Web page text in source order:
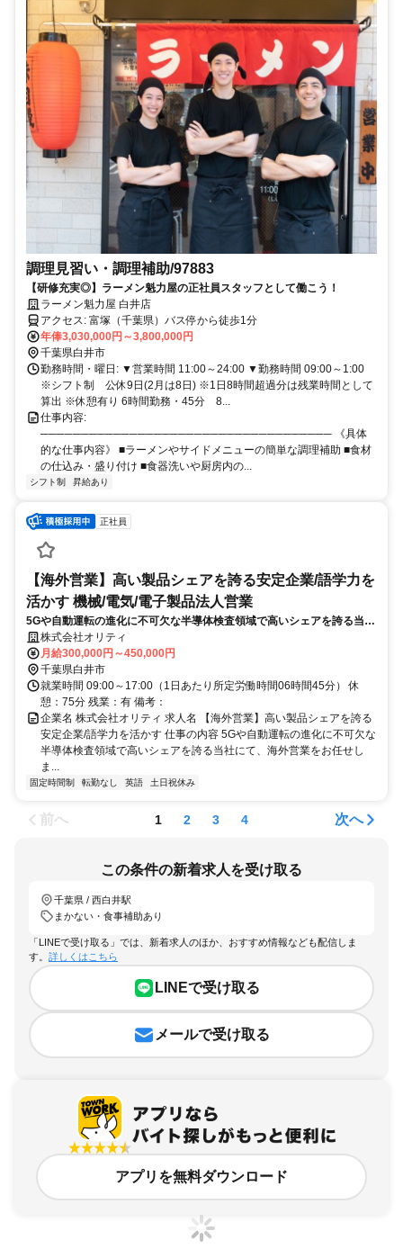
調理見習い・調理補助/97883
【研修充実◎】ラーメン魁力屋の正社員スタッフとして働こう！
ラーメン魁力屋 白井店
アクセス: 富塚（千葉県）バス停から徒歩1分
年俸3,030,000円～3,800,000円
千葉県白井市
勤務時間・曜日: ▼営業時間 11:00～24:00 ▼勤務時間 09:00～1:00
※シフト制 公休9日(2月は8日) ※1日8時間超過分は残業時間として
算出 ※休憩有り 6時間勤務・45分 8...
仕事内容:
──────────────────────────────────── 《具体
的な仕事内容》 ■ラーメンやサイドメニューの簡単な調理補助 ■食材
の仕込み・盛り付け ■食器洗いや厨房内の...
シフト制 昇給あり
正社員
【海外営業】高い製品シェアを誇る安定企業/語学力を
活かす 機械/電気/電子製品法人営業
5Gや自動運転の進化に不可欠な半導体検査領域で高いシェアを誇る当社
にて、海外営業をお任せします。海外の顧客の要望を正確に理解し、自
社の技術部門へフィードバックを行う極めて重要なポジションです。
株式会社オリティ
月給300,000円～450,000円
千葉県白井市
就業時間 09:00～17:00（1日あたり所定労働時間06時間45分） 休
憩：75分 残業：有 備考：
企業名 株式会社オリティ 求人名 【海外営業】高い製品シェアを誇る
安定企業/語学力を活かす 仕事の内容 5Gや自動運転の進化に不可欠な
半導体検査領域で高いシェアを誇る当社にて、海外営業をお任せし
ま...
固定時間制 転勤なし 英語 土日祝休み
前へ 1 2 3 4 次へ
この条件の新着求人を受け取る
千葉県 / 西白井駅
まかない・食事補助あり
「LINEで受け取る」では、新着求人のほか、おすすめ情報なども配信しま
す。 詳しくはこちら
LINEで受け取る
メールで受け取る
アプリを無料ダウンロード